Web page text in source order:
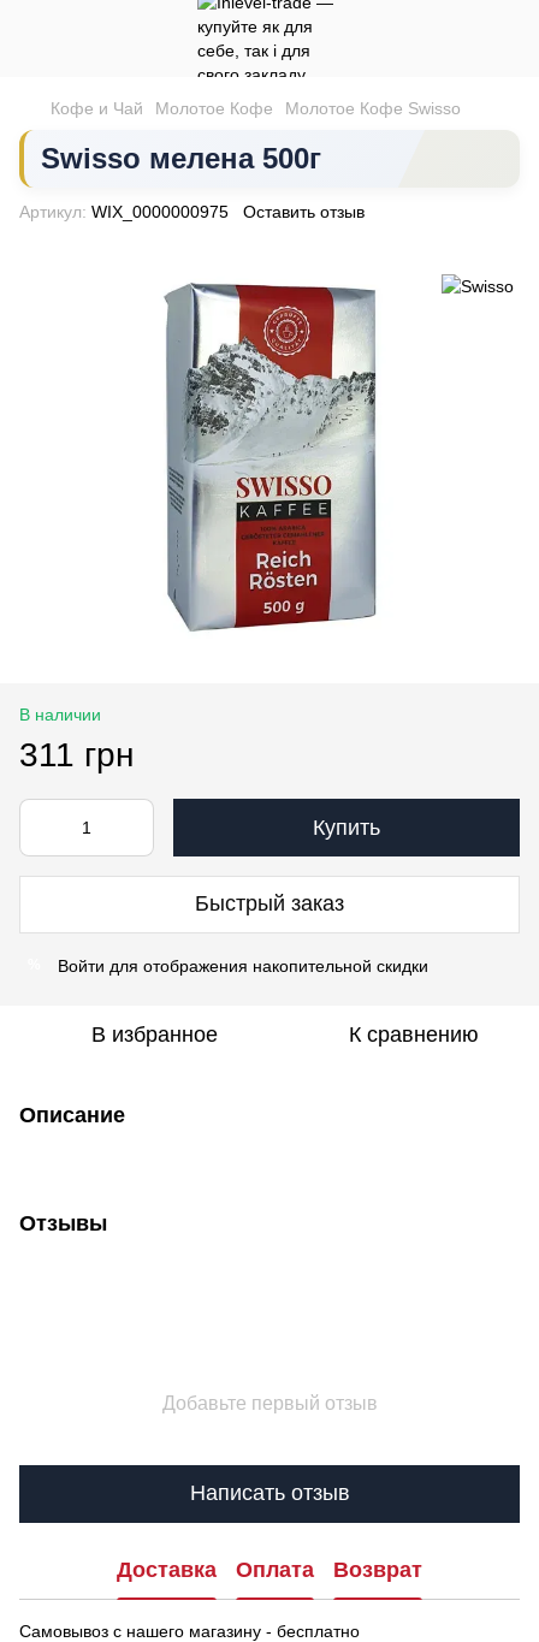
Кофе и Чай Молотое Кофе Молотое Кофе Swisso
Swisso мелена 500г
Артикул: WIX_0000000975 Оставить отзыв
В наличии
311 грн
Купить
Быстрый заказ
Войти для отображения накопительной скидки
В избранное К сравнению
Описание
Отзывы
Добавьте первый отзыв
Написать отзыв
Доставка Оплата Возврат
Самовывоз с нашего магазину - бесплатно